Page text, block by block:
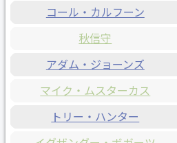
コール・カルフーン
秋信守
アダム・ジョーンズ
マイク・ムスターカス
トリー・ハンター